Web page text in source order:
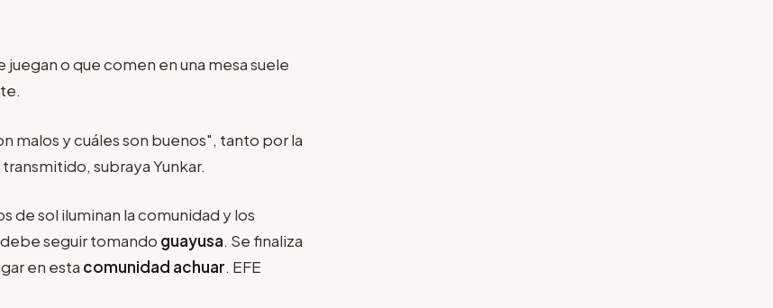
o que comen en una mesa suele
malos y cuáles son buenos", tanto por la
subraya Yunkar.
de sol iluminan la comunidad y los
seguir tomando guayusa. Se finaliza
en esta comunidad achuar. EFE